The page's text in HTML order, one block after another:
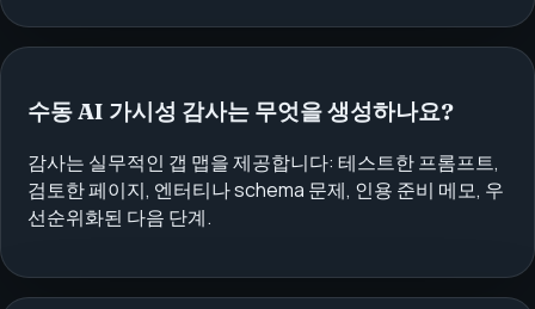
수동 AI 가시성 감사는 무엇을 생성하나요?
감사는 실무적인 갭 맵을 제공합니다: 테스트한 프롬프트,
검토한 페이지, 엔터티나 schema 문제, 인용 준비 메모, 우
선순위화된 다음 단계.